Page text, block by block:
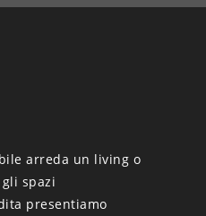
arreda un living o
spazi
presentiamo